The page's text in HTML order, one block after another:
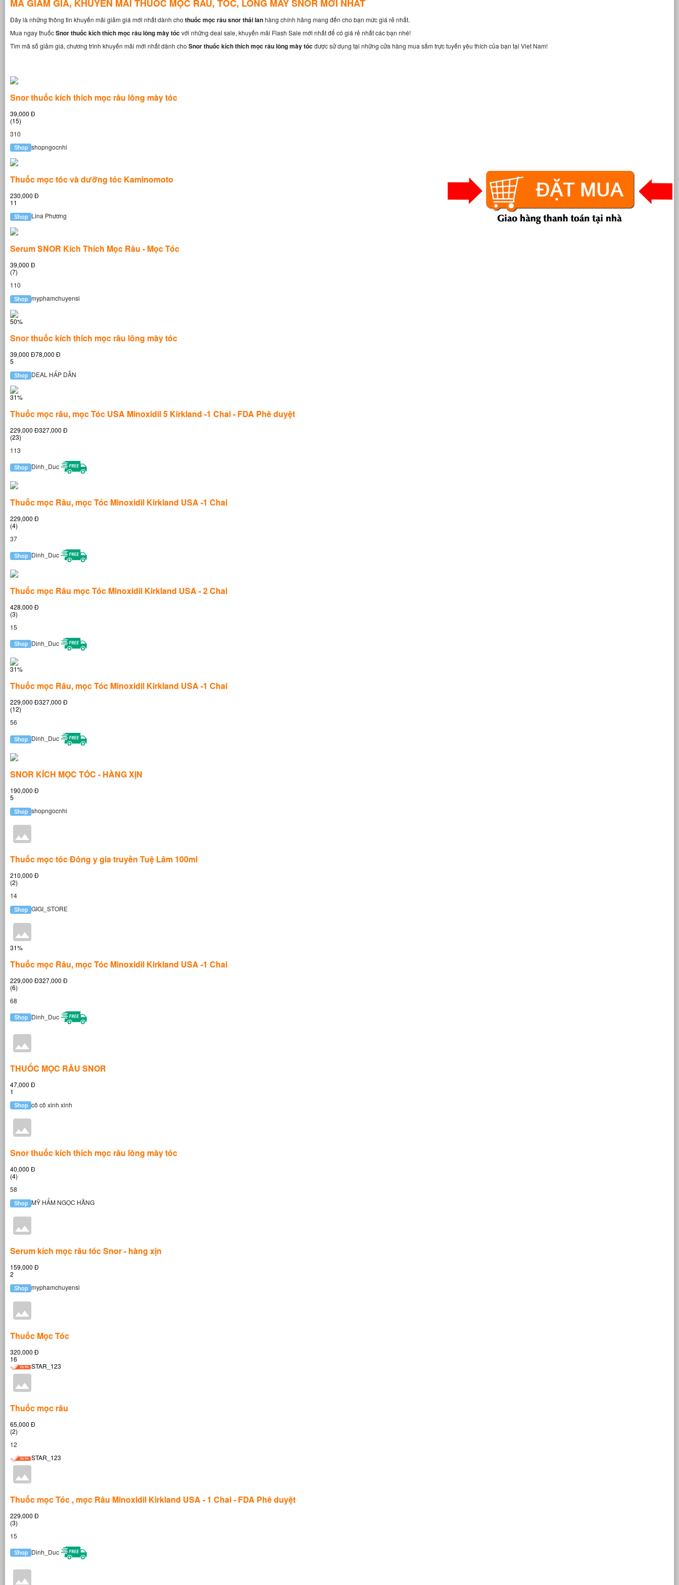
MÃ GIẢM GIÁ, KHUYẾN MÃI THUỐC MỌC RÂU, TÓC, LÔNG MÀY SNOR MỚI NHẤT
Đây là những thông tin khuyến mãi giảm giá mới nhất dành cho thuốc mọc râu snor thái lanhàng chính hãng mang đến cho bạn mức giá rẻ nhất.
Mua ngay thuốcSnor thuốc kích thích mọc râu lông mày tócvới những deal sale, khuyến mãi Flash Sale mới nhất để có giá rẻ nhất các bạn nhé!
Tìm mã số giảm giá, chương trình khuyến mãi mới nhất dành cho Snor thuốc kích thích mọc râu lông mày tócđược sử dụng tại những cửa hàng mua sắm trực tuyến yêu thích của bạn tại Viet Nam!
Snor thuốc kích thích mọc râu lông mày tóc
39,000 Đ
(15)
310
shopngocnhi
Thuốc mọc tóc và dưỡng tóc Kaminomoto
230,000 Đ
11
Lina Phương
Serum SNOR Kích Thích Mọc Râu - Mọc Tóc
39,000 Đ
(7)
110
myphamchuyensi
50%
Snor thuốc kích thích mọc râu lông mày tóc
39,000 Đ78,000 Đ
5
DEAL HẤP DẪN
31%
Thuốc mọc râu, mọc Tóc USA Minoxidil 5 Kirkland -1 Chai - FDA Phê duyệt
229,000 Đ327,000 Đ
(23)
113
Dinh_Duc
Thuốc mọc Râu, mọc Tóc Minoxidil Kirkland USA -1 Chai
229,000 Đ
(4)
37
Dinh_Duc
Thuốc mọc Râu mọc Tóc Minoxidil Kirkland USA - 2 Chai
428,000 Đ
(3)
15
Dinh_Duc
31%
Thuốc mọc Râu, mọc Tóc Minoxidil Kirkland USA -1 Chai
229,000 Đ327,000 Đ
(12)
56
Dinh_Duc
SNOR KÍCH MỌC TÓC - HÀNG XỊN
190,000 Đ
5
shopngocnhi
Thuốc mọc tóc Đông y gia truyền Tuệ Lâm 100ml
210,000 Đ
(2)
14
GIGI_STORE
31%
Thuốc mọc Râu, mọc Tóc Minoxidil Kirkland USA -1 Chai
229,000 Đ327,000 Đ
(6)
68
Dinh_Duc
THUỐC MỌC RÂU SNOR
47,000 Đ
1
cô cô xinh xinh
Snor thuốc kích thích mọc râu lông mày tóc
40,000 Đ
(4)
58
MỸ HẨM NGỌC HẰNG
Serum kích mọc râu tóc Snor - hàng xịn
159,000 Đ
2
myphamchuyensi
Thuốc Mọc Tóc
320,000 Đ
16
STAR_123
Thuốc mọc râu
65,000 Đ
(2)
12
STAR_123
Thuốc mọc Tóc , mọc Râu Minoxidil Kirkland USA - 1 Chai - FDA Phê duyệt
229,000 Đ
(3)
15
Dinh_Duc